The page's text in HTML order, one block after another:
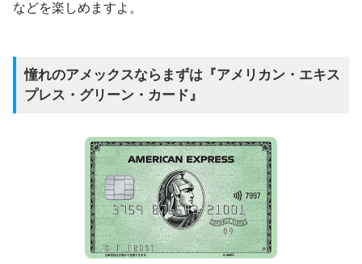
などを楽しめますよ。
憧れのアメックスならまずは『アメリカン・エキス
プレス・グリーン・カード』